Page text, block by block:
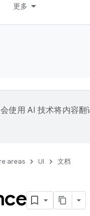
更多
使用 AI 技术将内容翻
areas UI 文档